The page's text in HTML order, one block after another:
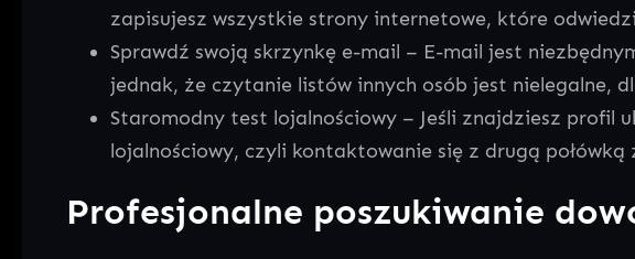
zapisujesz wszystkie strony internetowe, które
Sprawdź swoją skrzynkę e-mail – E-mail jest
jednak, że czytanie listów innych osób jest nielegalne,
Staromodny test lojalnościowy – Jeśli znajdziesz
lojalnościowy, czyli kontaktowanie się z drugą
Profesjonalne poszukiwanie